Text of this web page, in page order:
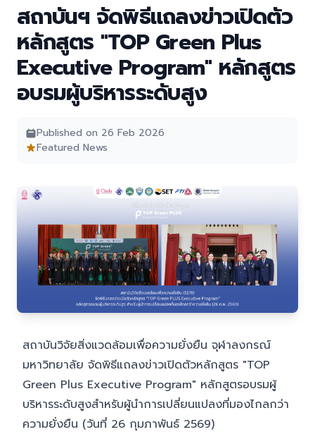
สถาบันฯ จัดพิธีแถลงข่าวเปิดตัว
หลักสูตร "TOP Green Plus
Executive Program" หลักสูตร
อบรมผู้บริหารระดับสูง
Published on 26 Feb 2026
Featured News
สถาบันวิจัยสิ่งแวดล้อมเพื่อความยั่งยืน จุฬาลงกรณ์
มหาวิทยาลัย จัดพิธีแถลงข่าวเปิดตัวหลักสูตร "TOP
Green Plus Executive Program" หลักสูตรอบรมผู้
บริหารระดับสูงสำหรับผู้นำการเปลี่ยนแปลงที่มองไกลกว่า
ความยั่งยืน (วันที่ 26 กุมภาพันธ์ 2569)